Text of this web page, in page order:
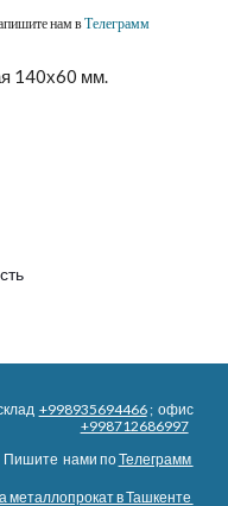
нам вТелеграмм
140х60 мм.
+998935694466; офис
+998712686997
Пишите нами поТелеграмм
металлопрокат в Ташкенте